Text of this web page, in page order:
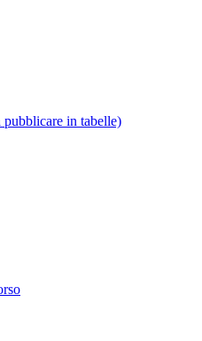
in tabelle)